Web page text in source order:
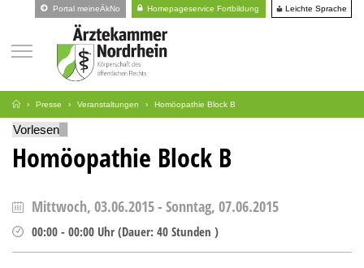
Portal meineÄkNo Homepageservice Fortbildung Leichte Sprache
Presse Veranstaltungen Homöopathie Block B
Vorlesen
Homöopathie Block B
Mittwoch, 03.06.2015- Sonntag, 07.06.2015
00:00 - 00:00 Uhr (Dauer: 40 Stunden )